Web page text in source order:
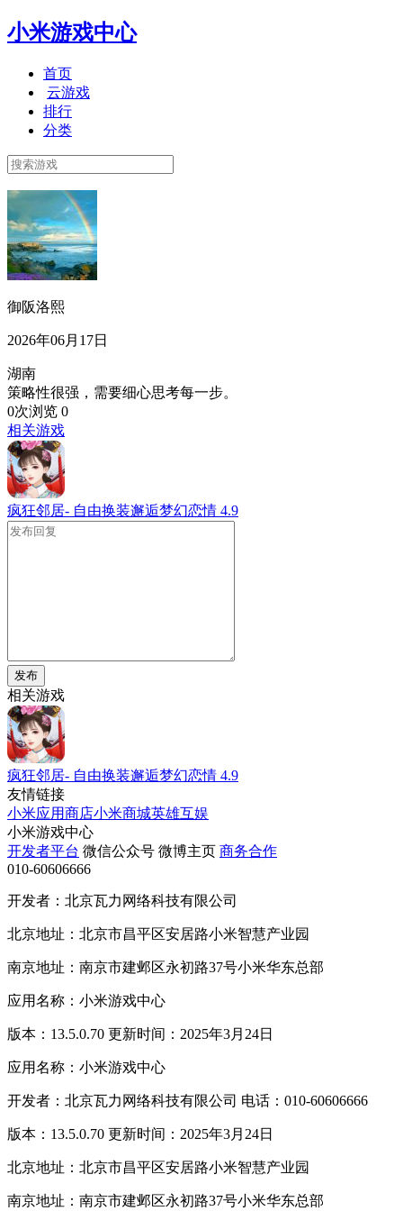
小米游戏中心
首页
云游戏
排行
分类
御阪洛熙
2026年06月17日
湖南
策略性很强，需要细心思考每一步。
0次浏览 0
相关游戏
疯狂邻居- 自由换装邂逅梦幻恋情 4.9
发布
相关游戏
疯狂邻居- 自由换装邂逅梦幻恋情 4.9
友情链接
小米应用商店小米商城英雄互娱
小米游戏中心
开发者平台 微信公众号 微博主页 商务合作
010-60606666
开发者：北京瓦力网络科技有限公司
北京地址：北京市昌平区安居路小米智慧产业园
南京地址：南京市建邺区永初路37号小米华东总部
应用名称：小米游戏中心
版本：13.5.0.70 更新时间：2025年3月24日
应用名称：小米游戏中心
开发者：北京瓦力网络科技有限公司 电话：010-60606666
版本：13.5.0.70 更新时间：2025年3月24日
北京地址：北京市昌平区安居路小米智慧产业园
南京地址：南京市建邺区永初路37号小米华东总部